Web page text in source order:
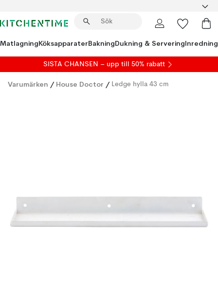
MatlagningKöksapparaterBakningDukning & ServeringInredning
SISTA CHANSEN – upp till 50% rabatt
Varumärken / House Doctor / Ledge hylla 43 cm